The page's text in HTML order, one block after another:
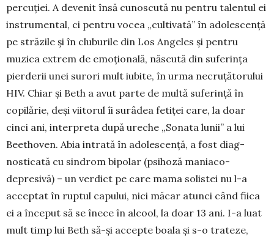
percuţiei. A devenit însă cunoscută nu pentru talentul ei
instrumental, ci pentru vocea „cultivată” în adolescenţă
pe străzile şi în cluburile din Los Angeles şi pentru
muzica extrem de emo­țională, născută din suferinţa
pierderii unei surori mult iubite, în urma necruţătorului
HIV. Chiar și Beth a avut parte de multă suferinţă în
copilărie, deși viitorul îi surâdea fetiței care, la doar
cinci ani, interpreta după ureche „Sonata lunii” a lui
Beethoven. Abia intrată în adolescență, a fost diag­
nosticată cu sindrom bipolar (psihoză maniaco-
depresivă) – un verdict pe care mama solistei nu l-a
acceptat în ruptul capului, nici măcar atunci când fiica
ei a început să se înece în alcool, la doar 13 ani. I-a luat
mult timp lui Beth să-şi accepte boala şi s-o trateze,